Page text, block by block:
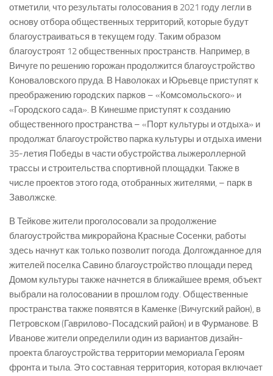
отметили, что результаты голосования в 2021 году легли в
основу отбора общественных территорий, которые будут
благоустраиваться в текущем году. Таким образом
благоустроят 12 общественных пространств. Например, в
Вичуге по решению горожан продолжится благоустройство
Коноваловского пруда. В Наволоках и Юрьевце приступят к
преображению городских парков – «Комсомольского» и
«Городского сада». В Кинешме приступят к созданию
общественного пространства – «Порт культуры и отдыха» и
продолжат благоустройство парка культуры и отдыха имени
35-летия Победы в части обустройства лыжероллерной
трассы и строительства спортивной площадки. Также в
числе проектов этого года, отобранных жителями, – парк в
Заволжске.
В Тейкове жители проголосовали за продолжение
благоустройства микрорайона Красные Сосенки, работы
здесь начнут как только позволит погода. Долгожданное для
жителей поселка Савино благоустройство площади перед
Домом культуры также начнется в ближайшее время, объект
выбрали на голосовании в прошлом году. Общественные
пространства также появятся в Каменке (Вичугский район), в
Петровском (Гаврилово-Посадский район) и в Фурманове. В
Иванове жители определили один из вариантов дизайн-
проекта благоустройства территории мемориала Героям
фронта и тыла. Это составная территория, которая включает